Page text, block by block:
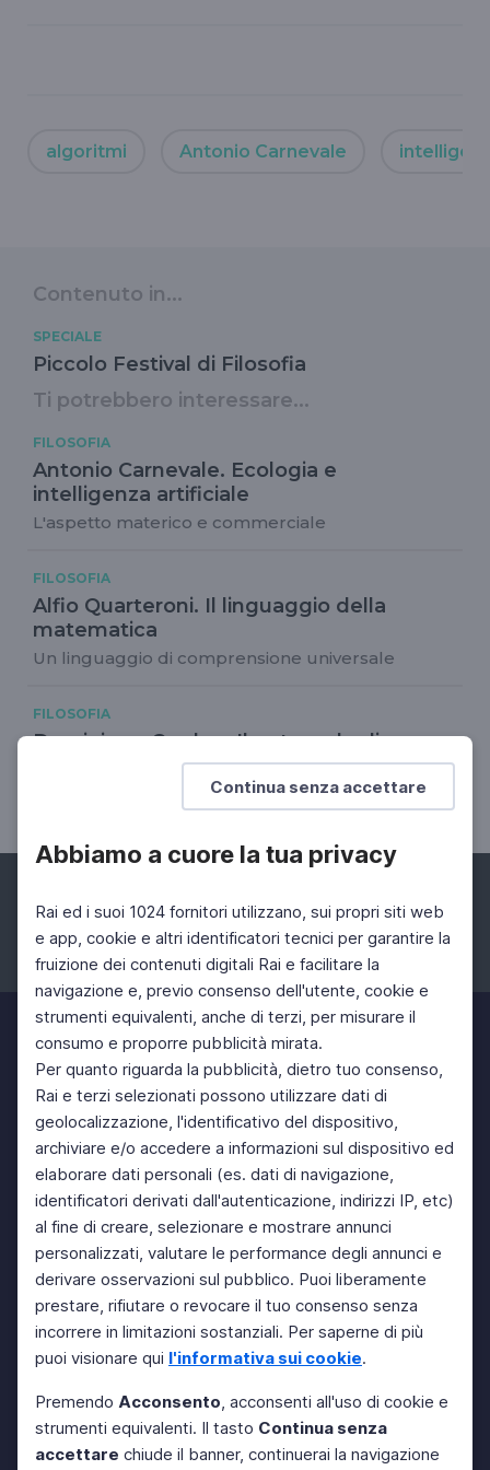
Continua senza accettare
Abbiamo a cuore la tua privacy
Rai ed i suoi 1024 fornitori utilizzano, sui propri siti web
e app, cookie e altri identificatori tecnici per garantire la
fruizione dei contenuti digitali Rai e facilitare la
navigazione e, previo consenso dell'utente, cookie e
strumenti equivalenti, anche di terzi, per misurare il
consumo e proporre pubblicità mirata.
Per quanto riguarda la pubblicità, dietro tuo consenso,
Rai e terzi selezionati possono utilizzare dati di
geolocalizzazione, l'identificativo del dispositivo,
archiviare e/o accedere a informazioni sul dispositivo ed
elaborare dati personali (es. dati di navigazione,
identificatori derivati dall'autenticazione, indirizzi IP, etc)
al fine di creare, selezionare e mostrare annunci
personalizzati, valutare le performance degli annunci e
derivare osservazioni sul pubblico. Puoi liberamente
prestare, rifiutare o revocare il tuo consenso senza
incorrere in limitazioni sostanziali. Per saperne di più
puoi visionare qui l'informativa sui cookie.
Premendo Acconsento, acconsenti all'uso di cookie e
strumenti equivalenti. Il tasto Continua senza
accettare chiude il banner, continuerai la navigazione
algoritmi Antonio Carnevale
Contenuto in...
SPECIALE
Piccolo Festival di Filosofia
Ti potrebbero interessare...
FILOSOFIA
Antonio Carnevale. Ecologia e
intelligenza artificiale
L'aspetto materico e commerciale
FILOSOFIA
Alfio Quarteroni. Il linguaggio della
matematica
Un linguaggio di comprensione universale
FILOSOFIA
Dominique Cardon. Il potere degli
Festival della Mente di Sarzana
Facebook Instagram Twitter